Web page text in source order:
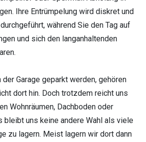
Ihre Entrümpelung wird diskret und
während Sie den Tag auf
und sich den langanhaltenden
Garage geparkt werden, gehören
dort hin. Doch trotzdem reicht uns
Wohnräumen, Dachboden oder
bleibt uns keine andere Wahl als viele
zu lagern. Meist lagern wir dort dann